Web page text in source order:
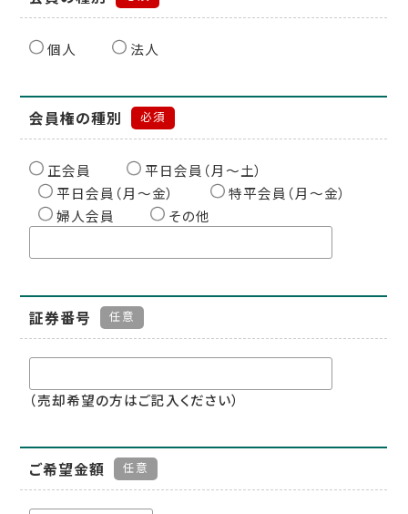
個人 法人
会員権の種別 必須
正会員
平日会員（月〜土）
平日会員（月〜金）
特平会員（月〜金）
婦人会員
その他
証券番号 任意
（売却希望の方はご記入ください）
ご希望金額 任意